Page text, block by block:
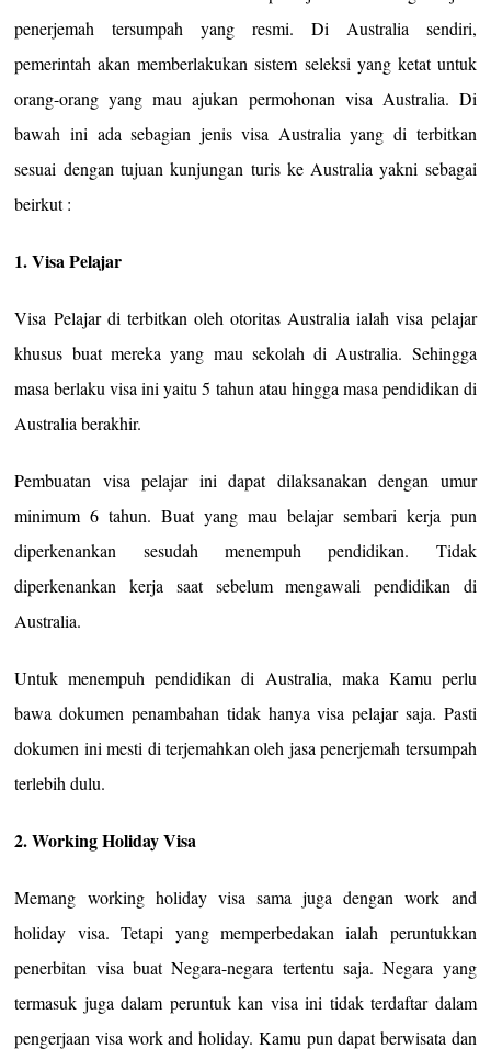
penerjemah tersumpah yang resmi. Di Australia sendiri,
pemerintah akan memberlakukan sistem seleksi yang ketat untuk
orang-orang yang mau ajukan permohonan visa Australia. Di
bawah ini ada sebagian jenis visa Australia yang di terbitkan
sesuai dengan tujuan kunjungan turis ke Australia yakni sebagai
beirkut :
1. Visa Pelajar
Visa Pelajar di terbitkan oleh otoritas Australia ialah visa pelajar
khusus buat mereka yang mau sekolah di Australia. Sehingga
masa berlaku visa ini yaitu 5 tahun atau hingga masa pendidikan di
Australia berakhir.
Pembuatan visa pelajar ini dapat dilaksanakan dengan umur
minimum 6 tahun. Buat yang mau belajar sembari kerja pun
diperkenankan sesudah menempuh pendidikan. Tidak
diperkenankan kerja saat sebelum mengawali pendidikan di
Australia.
Untuk menempuh pendidikan di Australia, maka Kamu perlu
bawa dokumen penambahan tidak hanya visa pelajar saja. Pasti
dokumen ini mesti di terjemahkan oleh jasa penerjemah tersumpah
terlebih dulu.
2. Working Holiday Visa
Memang working holiday visa sama juga dengan work and
holiday visa. Tetapi yang memperbedakan ialah peruntukkan
penerbitan visa buat Negara-negara tertentu saja. Negara yang
termasuk juga dalam peruntuk kan visa ini tidak terdaftar dalam
pengerjaan visa work and holiday. Kamu pun dapat berwisata dan